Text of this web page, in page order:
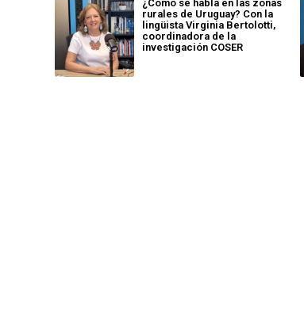
¿Cómo se habla en las zonas
rurales de Uruguay? Con la
lingüista Virginia Bertolotti,
coordinadora de la
investigación COSER